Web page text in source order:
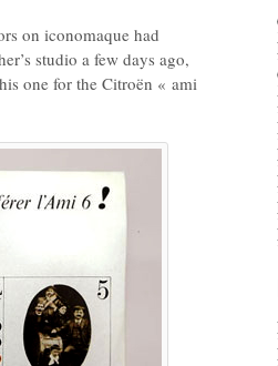
on iconomaque had
studio a few days ago,
one for the Citroën « ami